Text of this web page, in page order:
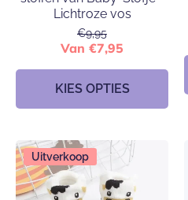
Lichtroze vos
€9,95
Van €7,95
KIES OPTIES
Uitverkoop